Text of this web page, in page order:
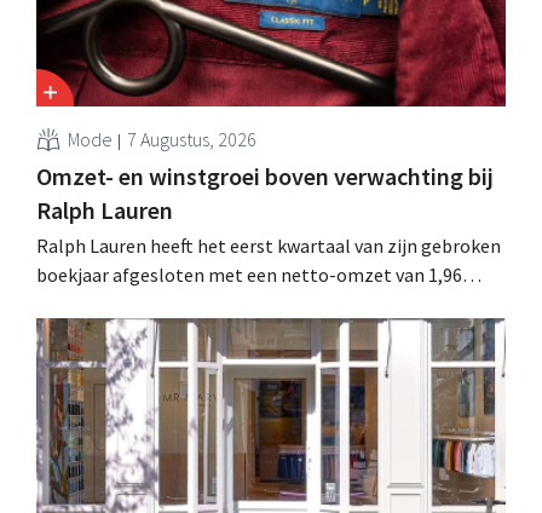
Mode 7 Augustus, 2026
Omzet- en winstgroei boven verwachting bij
Ralph Lauren
Ralph Lauren heeft het eerst kwartaal van zijn gebroken
boekjaar afgesloten met een netto-omzet van 1,96
is dan een jaar eerder. Na die beter dan verwachte start
verhoogt het bedrijf ook zijn vooruitzichten voor het
volledige boekjaar.